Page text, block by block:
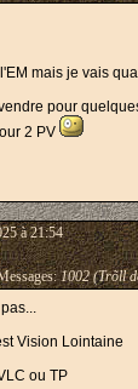
mais je vais
pour
2 PV
à 21:54
1002 (Trõll
Vision Lointaine
ou TP